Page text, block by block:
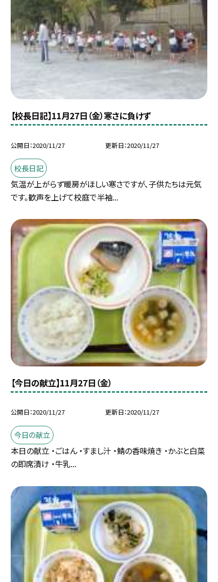
【校長日記】11月27日（金）寒さに負けず
公開日 2020/11/27 更新日 2020/11/27
校長日記
気温が上がらず暖房がほしい寒さですが、子供たちは元気
です。歓声を上げて校庭で半袖...
【今日の献立】11月27日（金）
公開日 2020/11/27 更新日 2020/11/27
今日の献立
本日の献立 ・ごはん ・すまし汁 ・鯖の香味焼き ・かぶと白菜
の即席漬け ・牛乳...